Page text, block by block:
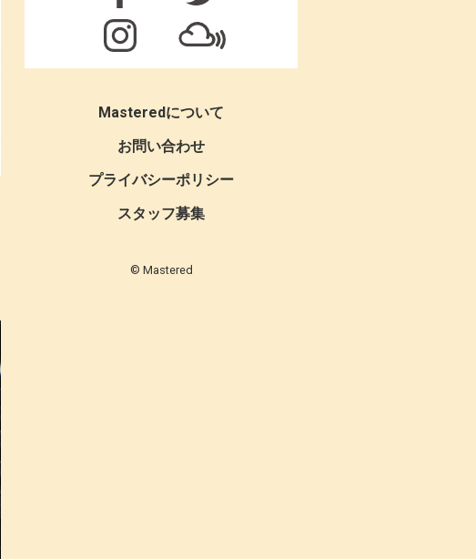
Masteredについて
お問い合わせ
プライバシーポリシー
スタッフ募集
© Mastered